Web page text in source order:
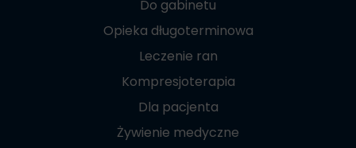
Do gabinetu
Opieka długoterminowa
Leczenie ran
Kompresjoterapia
Dla pacjenta
Żywienie medyczne